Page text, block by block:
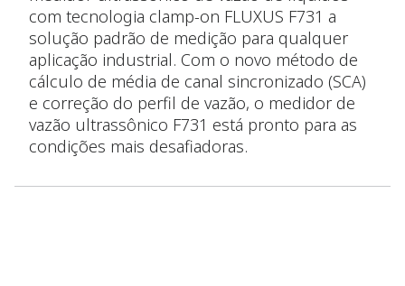
com tecnologia clamp-on FLUXUS F731 a
solução padrão de medição para qualquer
aplicação industrial. Com o novo método de
cálculo de média de canal sincronizado (SCA)
e correção do perfil de vazão, o medidor de
vazão ultrassônico F731 está pronto para as
condições mais desafiadoras.